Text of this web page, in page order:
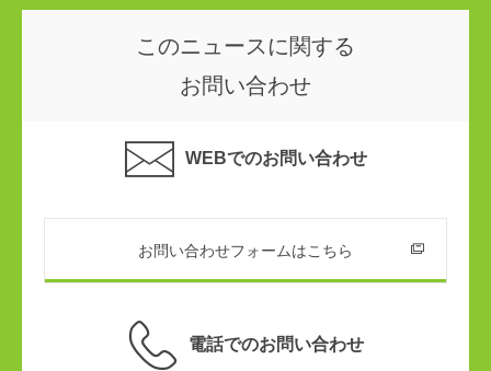
このニュースに関する
お問い合わせ
WEBでのお問い合わせ
お問い合わせフォームはこちら
電話でのお問い合わせ